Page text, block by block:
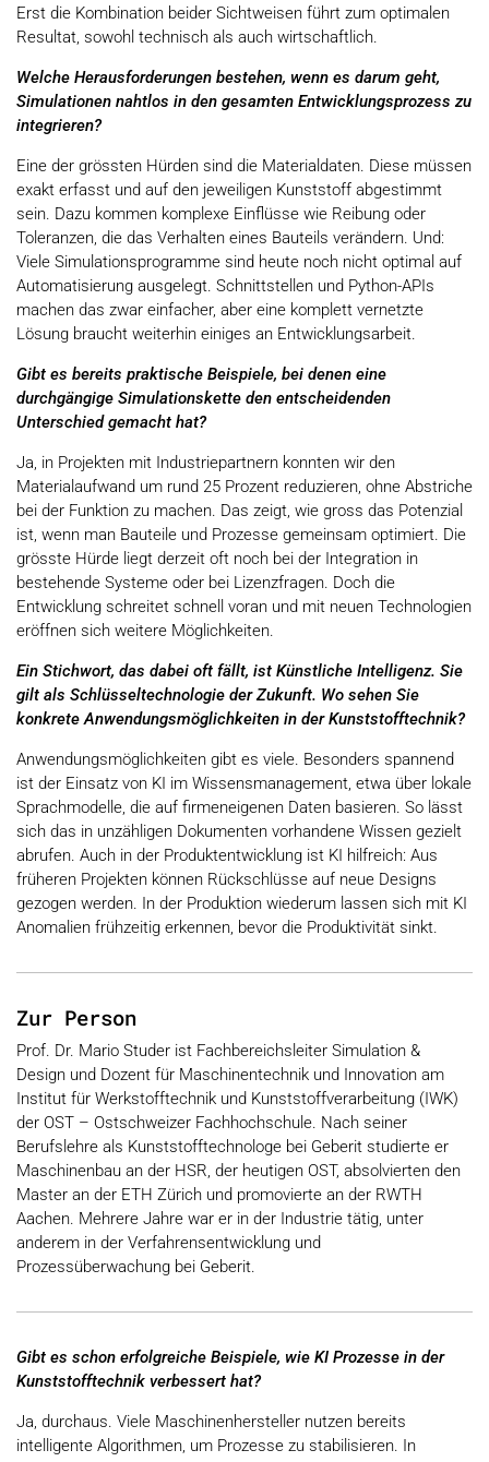
Erst die Kombination beider Sichtweisen führt zum optimalen
Resultat, sowohl technisch als auch wirtschaftlich.
Welche Herausforderungen bestehen, wenn es darum geht,
Simulationen nahtlos in den gesamten Entwicklungsprozess zu
integrieren?
Eine der grössten Hürden sind die Materialdaten. Diese müssen
exakt erfasst und auf den jeweiligen Kunststoff abgestimmt
sein. Dazu kommen komplexe Einflüsse wie Reibung oder
Toleranzen, die das Verhalten eines Bauteils verändern. Und:
Viele Simulationsprogramme sind heute noch nicht optimal auf
Automatisierung ausgelegt. Schnittstellen und Python-APIs
machen das zwar einfacher, aber eine komplett vernetzte
Lösung braucht weiterhin einiges an Entwicklungsarbeit.
Gibt es bereits praktische Beispiele, bei denen eine
durchgängige Simulationskette den entscheidenden
Unterschied gemacht hat?
Ja, in Projekten mit Industriepartnern konnten wir den
Materialaufwand um rund 25 Prozent reduzieren, ohne Abstriche
bei der Funktion zu machen. Das zeigt, wie gross das Potenzial
ist, wenn man Bauteile und Prozesse gemeinsam optimiert. Die
grösste Hürde liegt derzeit oft noch bei der Integration in
bestehende Systeme oder bei Lizenzfragen. Doch die
Entwicklung schreitet schnell voran und mit neuen Technologien
eröffnen sich weitere Möglichkeiten.
Ein Stichwort, das dabei oft fällt, ist Künstliche Intelligenz. Sie
gilt als Schlüsseltechnologie der Zukunft. Wo sehen Sie
konkrete Anwendungsmöglichkeiten in der Kunststofftechnik?
Anwendungsmöglichkeiten gibt es viele. Besonders spannend
ist der Einsatz von KI im Wissensmanagement, etwa über lokale
Sprachmodelle, die auf firmeneigenen Daten basieren. So lässt
sich das in unzähligen Dokumenten vorhandene Wissen gezielt
abrufen. Auch in der Produktentwicklung ist KI hilfreich: Aus
früheren Projekten können Rückschlüsse auf neue Designs
gezogen werden. In der Produktion wiederum lassen sich mit KI
Anomalien frühzeitig erkennen, bevor die Produktivität sinkt.
Zur Person
Prof. Dr. Mario Studer ist Fachbereichsleiter Simulation &
Design und Dozent für Maschinentechnik und Innovation am
Institut für Werkstofftechnik und Kunststoffverarbeitung (IWK)
der OST – Ostschweizer Fachhochschule. Nach seiner
Berufslehre als Kunststofftechnologe bei Geberit studierte er
Maschinenbau an der HSR, der heutigen OST, absolvierten den
Master an der ETH Zürich und promovierte an der RWTH
Aachen. Mehrere Jahre war er in der Industrie tätig, unter
anderem in der Verfahrensentwicklung und
Prozessüberwachung bei Geberit.
Gibt es schon erfolgreiche Beispiele, wie KI Prozesse in der
Kunststofftechnik verbessert hat?
Ja, durchaus. Viele Maschinenhersteller nutzen bereits
intelligente Algorithmen, um Prozesse zu stabilisieren. In